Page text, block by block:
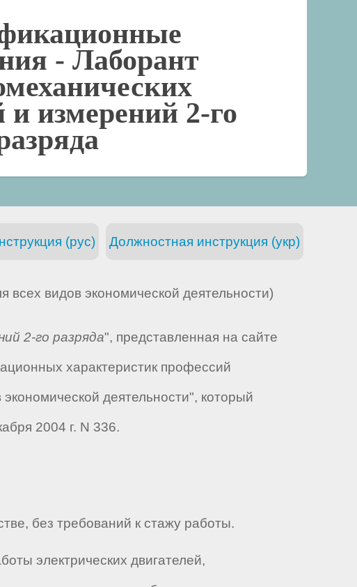
- Лаборант
измерений 2-го
Должностная инструкция (укр)
(рус)
видов экономической деятельности)
2-го разряда", представленная на сайте
характеристик профессий
деятельности", который
2004 г. N 336.
без требований к стажу работы.
электрических двигателей,